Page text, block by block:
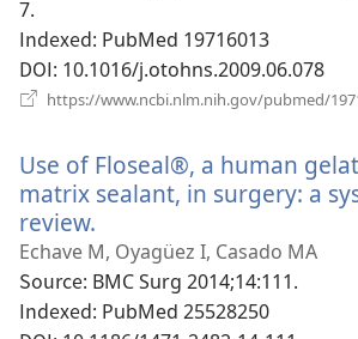
열
기)
7.
Indexed‎: PubMed 19716013
DOI‎: 10.1016/j.otohns.2009.06.078
https://www.ncbi.nlm.nih.gov/pubmed/
Use of Floseal®, a human
matrix sealant, in surgery: a
review.
로
운
창
Echave M, Oyagüez I, Casado MA
Source‎: BMC Surg 2014;14:111.
Indexed‎: PubMed 25528250